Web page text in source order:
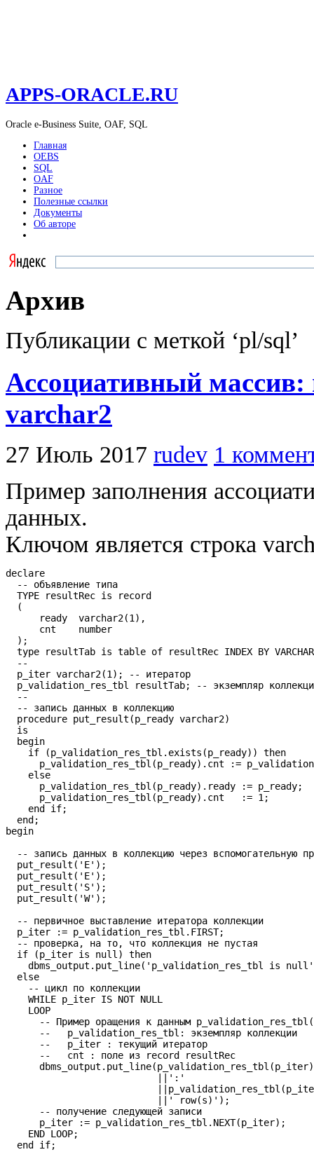
APPS-ORACLE.RU
Oracle e-Business Suite, OAF, SQL
Главная
OEBS
SQL
OAF
Разное
Полезные ссылки
Документы
Об авторе
Архив
Публикации с меткой ‘pl/sql’
Ассоциативный
varchar2
27 Июль 2017 rudev 1
Пример заполнения
данных.
Ключом является строка
declare
  -- объявление типа
  TYPE resultRec is record
  (
      ready  varchar2(1),
      cnt    number
  );
type resultTab is table of resultRec INDEX BY
  --
  p_iter varchar2(1); -- итератор
p_validation_res_tbl resultTab; -- экземпляр
  --
  -- запись данных в коллекцию
  procedure put_result(p_ready varchar2)
  is
  begin
    if (p_validation_res_tbl.exists(p_ready)) then
p_validation_res_tbl(p_ready).cnt :=
    else
      p_validation_res_tbl(p_ready).ready := p_ready;
      p_validation_res_tbl(p_ready).cnt   := 1;
    end if;
  end;
begin
-- запись данных в коллекцию через вспомогательную
  put_result('E');
  put_result('E');
  put_result('S');
  put_result('W');
  -- первичное выставление итератора коллекции
  p_iter := p_validation_res_tbl.FIRST;
  -- проверка, на то, что коллекция не пустая
  if (p_iter is null) then
dbms_output.put_line('p_validation_res_tbl is
  else
    -- цикл по коллекции
    WHILE p_iter IS NOT NULL
    LOOP
-- Пример оращения к данным
      --   p_validation_res_tbl: экземпляр коллекции
      --   p_iter : текущий итератор
      --   cnt : поле из record resultRec
                           ||':'
                           ||' row(s)');
      -- получение следующей записи
      p_iter := p_validation_res_tbl.NEXT(p_iter);
    END LOOP;
  end if;